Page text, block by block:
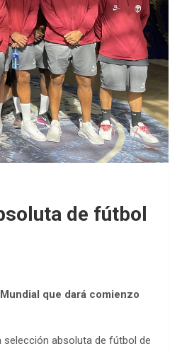
de fútbol
que dará comienzo
selección absoluta de fútbol de
EDM 26-
EDM 26-